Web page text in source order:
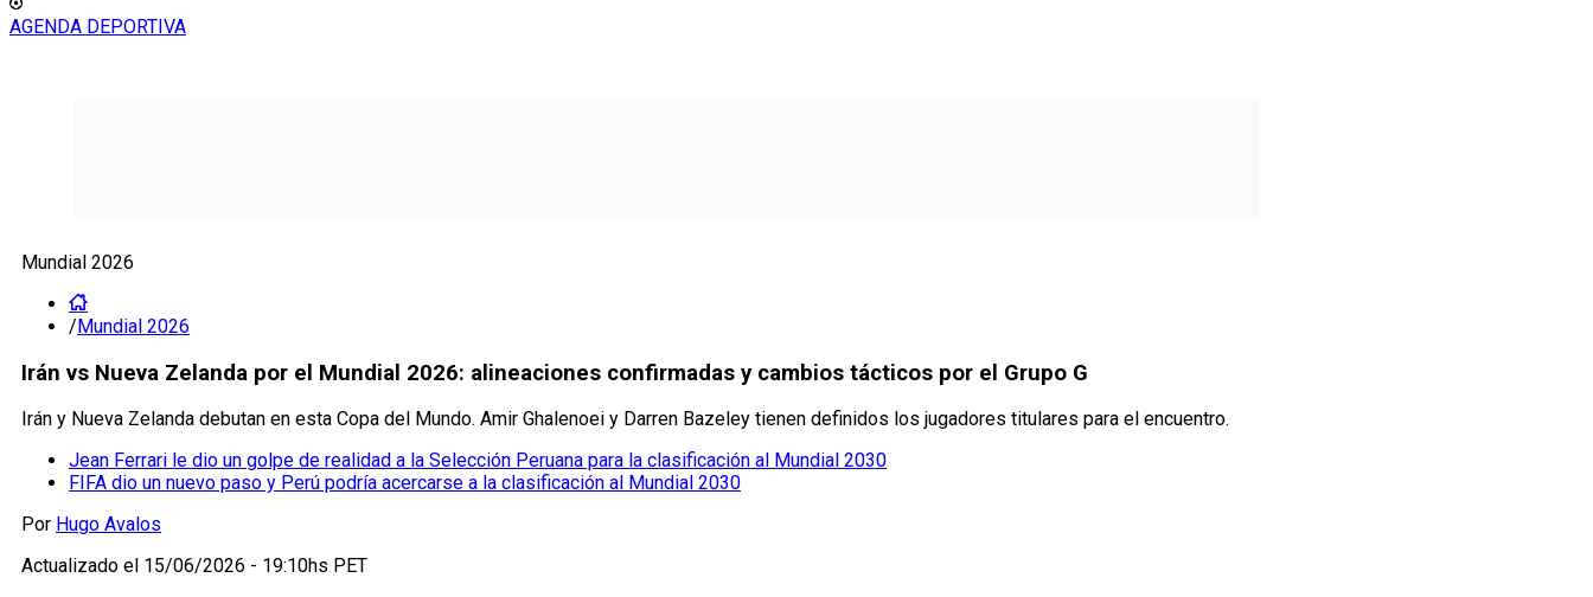
AGENDA DEPORTIVA
Mundial 2026
/Mundial 2026
Irán vs Nueva Zelanda por el Mundial 2026: alineaciones confirmadas y cambios tácticos por el Grupo G
Irán y Nueva Zelanda debutan en esta Copa del Mundo. Amir Ghalenoei y Darren Bazeley tienen definidos los jugadores titulares para el encuentro.
Jean Ferrari le dio un golpe de realidad a la Selección Peruana para la clasificación al Mundial 2030
FIFA dio un nuevo paso y Perú podría acercarse a la clasificación al Mundial 2030
Por Hugo Avalos
Actualizado el 15/06/2026 - 19:10hs PET